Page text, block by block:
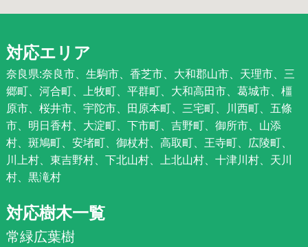
対応エリア
奈良県:奈良市、生駒市、香芝市、大和郡山市、天理市、三
郷町、河合町、上牧町、平群町、大和高田市、葛城市、橿
原市、桜井市、宇陀市、田原本町、三宅町、川西町、五條
市、明日香村、大淀町、下市町、吉野町、御所市、山添
村、斑鳩町、安堵町、御杖村、高取町、王寺町、広陵町、
川上村、東吉野村、下北山村、上北山村、十津川村、天川
村、黒滝村
対応樹木一覧
常緑広葉樹